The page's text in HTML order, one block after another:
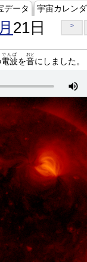
データ 宇宙カレン
21日 >
電波
でんぱ
を音
おと
にしました。